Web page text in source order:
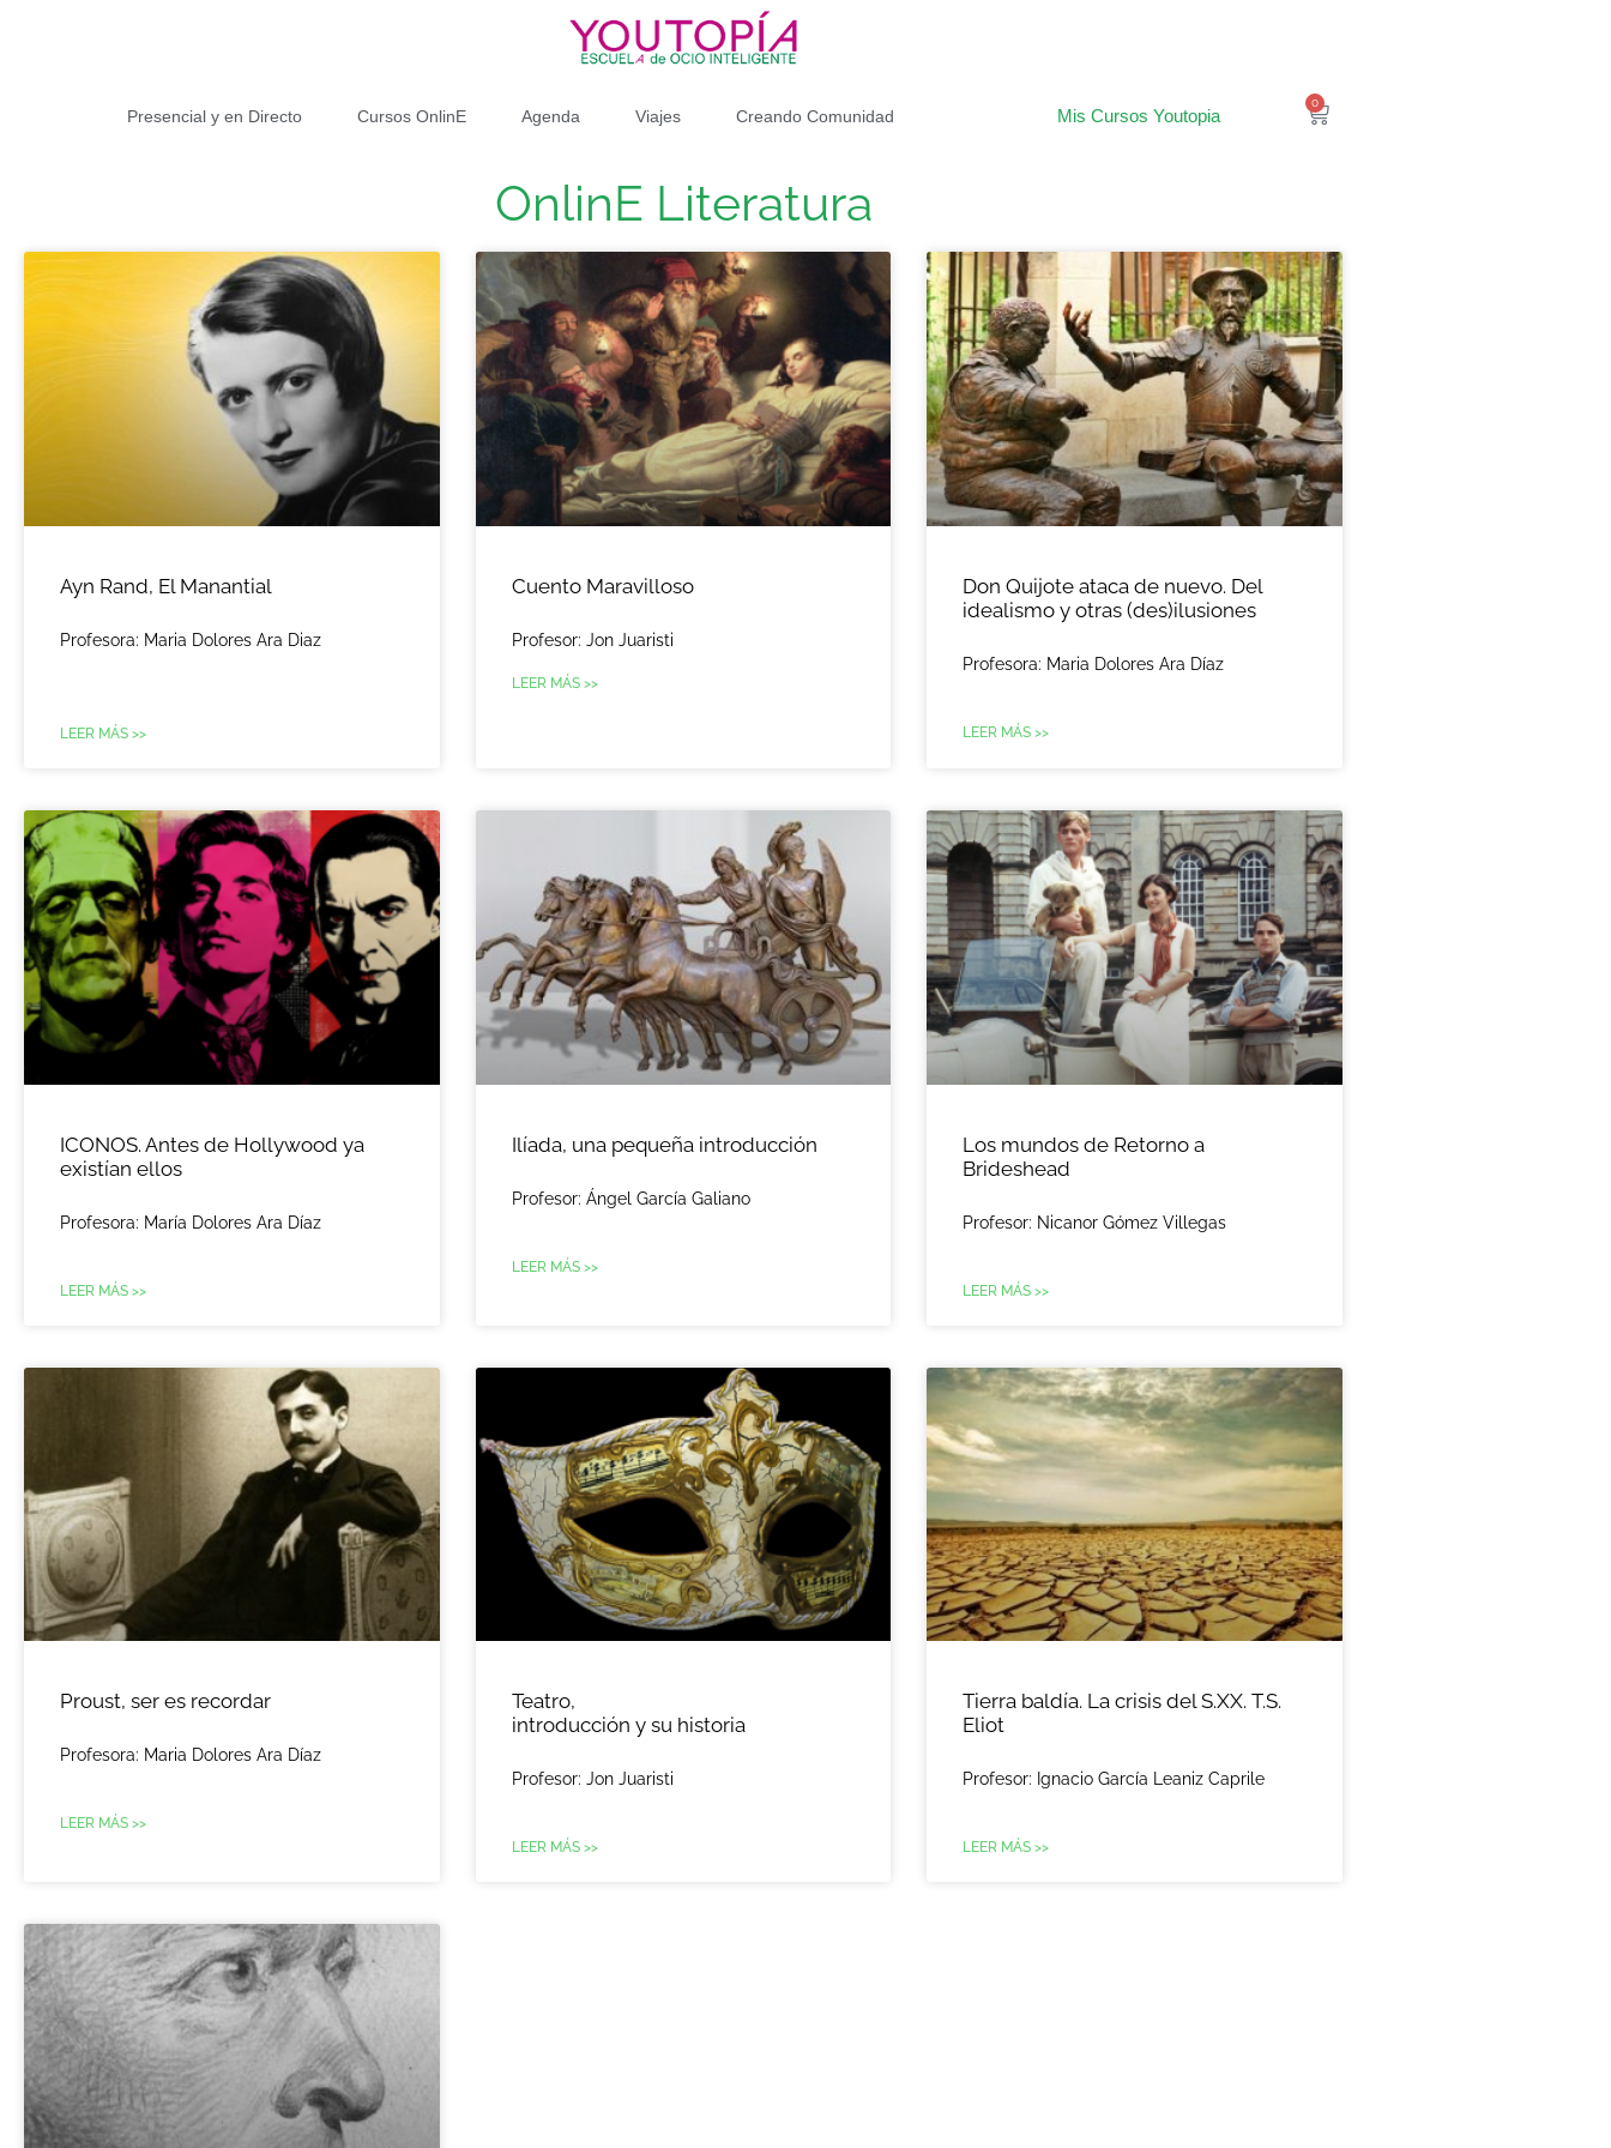
Presencial y en Directo Cursos OnlinE Agenda Viajes Creando Comunidad Mis Cursos Youtopia
0
OnlinE Literatura
Ayn Rand, El Manantial
Profesora: Maria Dolores Ara Diaz
LEER MÁS >>
Cuento Maravilloso
Profesor: Jon Juaristi
LEER MÁS >>
Don Quijote ataca de nuevo. Del
idealismo y otras (des)ilusiones
Profesora: Maria Dolores Ara Díaz
LEER MÁS >>
ICONOS. Antes de Hollywood ya
existían ellos
Profesora: María Dolores Ara Díaz
LEER MÁS >>
Ilíada, una pequeña introducción
Profesor: Ángel García Galiano
LEER MÁS >>
Los mundos de Retorno a
Brideshead
Profesor: Nicanor Gómez Villegas
LEER MÁS >>
Proust, ser es recordar
Profesora: Maria Dolores Ara Díaz
LEER MÁS >>
Teatro,
introducción y su historia
Profesor: Jon Juaristi
LEER MÁS >>
Tierra baldía. La crisis del S.XX. T.S.
Eliot
Profesor: Ignacio García Leaniz Caprile
LEER MÁS >>